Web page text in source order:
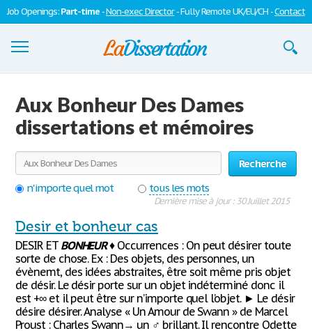
Job Openings:Part-time -Non-exec Director- Fully Remote UK/EU/CH -Contact
S'inscrire
Se connecter
Contactez-nous
Aux Bonheur Des Dames
dissertations et mémoires
Recherche
n'importe quel mot
tous les mots
Dernière mise à jour : 30 Juillet 2015
Desir et bonheur cas
DESIR ET BONHEUR♦ Occurrences : On peut désirer toute
sorte de chose. Ex : Des objets, des personnes, un
évènemt, des idées abstraites, être soit même pris objet
de désir. Le désir porte sur un objet indéterminé donc il
est +∞ et il peut être sur n’importe quel l’objet. ► Le désir
désire désirer. Analyse « Un Amour de Swann » de Marcel
Proust : Charles Swann→ un ♂ brillant. Il rencontre Odette